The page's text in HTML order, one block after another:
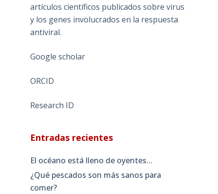
artículos científicos publicados sobre virus
y los genes involucrados en la respuesta
antiviral.
Google scholar
ORCID
Research ID
Entradas recientes
El océano está lleno de oyentes…
¿Qué pescados son más sanos para
comer?